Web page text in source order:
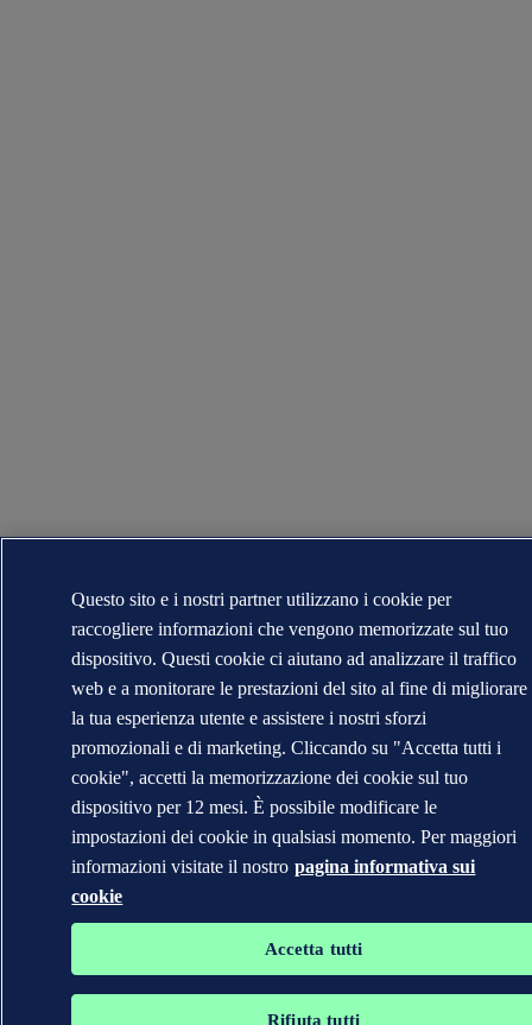
Questo sito e i nostri partner utilizzano i cookie per
raccogliere informazioni che vengono memorizzate sul tuo
dispositivo. Questi cookie ci aiutano ad analizzare il traffico
web e a monitorare le prestazioni del sito al fine di migliorare
la tua esperienza utente e assistere i nostri sforzi
promozionali e di marketing. Cliccando su "Accetta tutti i
cookie", accetti la memorizzazione dei cookie sul tuo
dispositivo per 12 mesi. È possibile modificare le
impostazioni dei cookie in qualsiasi momento. Per maggiori
informazioni visitate il nostro pagina informativa sui
cookie
Accetta tutti
Rifiuta tutti